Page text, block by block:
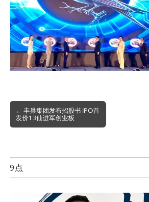
Post
navigation
← 丰巢集团发布招股书 IPO首
发价13仙进军创业板
9点